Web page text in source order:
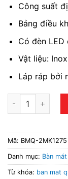
Công suất
Bảng điều
Có đèn
Vật liệu:
Láp ráp bởi
Tủ bàn mát
Mã: BMQ-2MK1275
Danh mục: Bàn
Từ khóa: ban mat